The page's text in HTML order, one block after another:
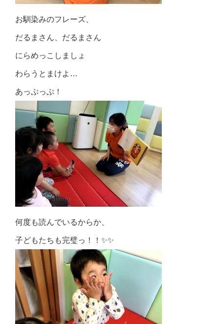
お馴染みのフレーズ、
だるまさん、だるまさん
にらめっこしましょ
わらうとまけよ…
あっぷっぷ！
何度も読んでいるからか、
子どもたちも完璧っ！！✨✨